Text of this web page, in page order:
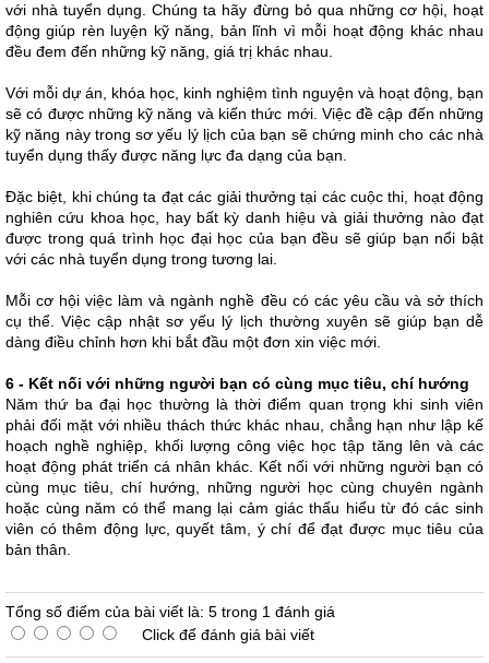
với nhà tuyển dụng. Chúng ta hãy đừng bỏ qua những cơ hội, hoạt
động giúp rèn luyện kỹ năng, bản lĩnh vì mỗi hoạt động khác nhau
đều đem đến những kỹ năng, giá trị khác nhau.
Với mỗi dự án, khóa học, kinh nghiệm tình nguyện và hoạt động, bạn
sẽ có được những kỹ năng và kiến ​​thức mới. Việc đề cập đến những
kỹ năng này trong sơ yếu lý lịch của bạn sẽ chứng minh cho các nhà
tuyển dụng thấy được năng lực đa dạng của bạn.
Đặc biệt, khi chúng ta đạt các giải thưởng tại các cuộc thi, hoạt động
nghiên cứu khoa học, hay bất kỳ danh hiệu và giải thưởng nào đạt
được trong quá trình học đại học của bạn đều sẽ giúp bạn nổi bật
với các nhà tuyển dụng trong tương lai.
Mỗi cơ hội việc làm và ngành nghề đều có các yêu cầu và sở thích
cụ thể. Việc cập nhật sơ yếu lý lịch thường xuyên sẽ giúp bạn dễ
dàng điều chỉnh hơn khi bắt đầu một đơn xin việc mới.
6 - Kết nối với những người bạn có cùng mục tiêu, chí hướng
Năm thứ ba đại học thường là thời điểm quan trọng khi sinh viên
phải đối mặt với nhiều thách thức khác nhau, chẳng hạn như lập kế
hoạch nghề nghiệp, khối lượng công việc học tập tăng lên và các
hoạt động phát triển cá nhân khác. Kết nối với những người bạn có
cùng mục tiêu, chí hướng, những người học cùng chuyên ngành
hoặc cùng năm có thể mang lại cảm giác thấu hiểu từ đó các sinh
viên có thêm động lực, quyết tâm, ý chí để đạt được mục tiêu của
bản thân.
Tổng số điểm của bài viết là: 5 trong 1 đánh giá
Click để đánh giá bài viết